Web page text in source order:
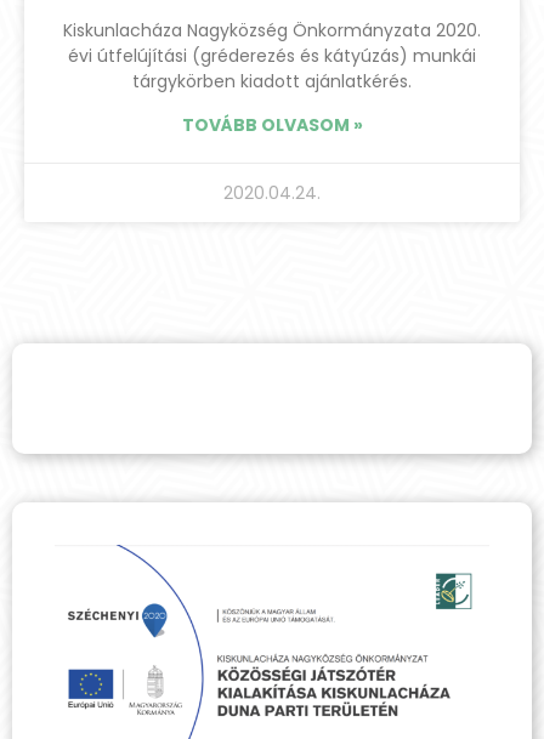
Kiskunlacháza Nagyközség Önkormányzata 2020.
évi útfelújítási (gréderezés és kátyúzás) munkái
tárgykörben kiadott ajánlatkérés.
TOVÁBB OLVASOM »
2020.04.24.